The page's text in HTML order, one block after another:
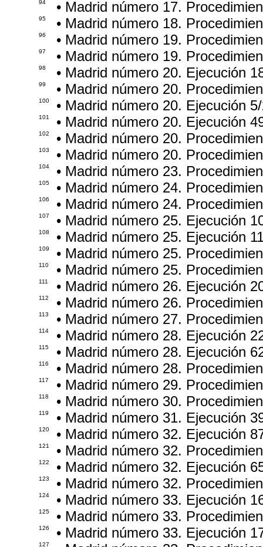
94 • Madrid número 17.
95 • Madrid número 18.
96 • Madrid número 19.
97 • Madrid número 19.
98 • Madrid número 20. Ejecución
99 • Madrid número 20.
100 • Madrid número 20. Ejecución
101 • Madrid número 20. Ejecución
102 • Madrid número 20.
103 • Madrid número 20.
104 • Madrid número 23.
105 • Madrid número 24.
106 • Madrid número 24.
107 • Madrid número 25. Ejecución
108 • Madrid número 25. Ejecución
109 • Madrid número 25.
110 • Madrid número 25.
111 • Madrid número 26. Ejecución
112 • Madrid número 26.
113 • Madrid número 27.
114 • Madrid número 28. Ejecución
115 • Madrid número 28. Ejecución
116 • Madrid número 28.
117 • Madrid número 29.
118 • Madrid número 30.
119 • Madrid número 31. Ejecución
120 • Madrid número 32. Ejecución
121 • Madrid número 32.
122 • Madrid número 32. Ejecución
123 • Madrid número 32.
124 • Madrid número 33. Ejecución
125 • Madrid número 33.
126 • Madrid número 33. Ejecución
127